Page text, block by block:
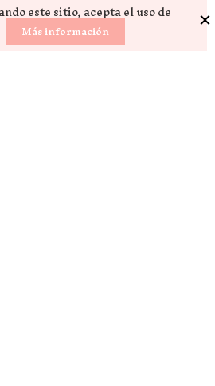
este sitio, acepta el uso de
Más información